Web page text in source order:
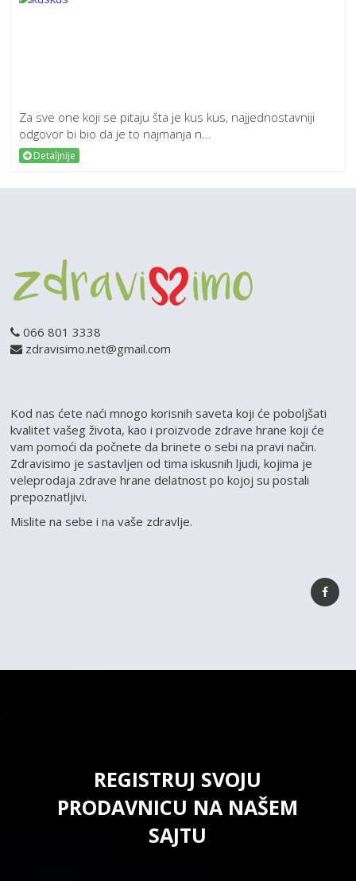
Za sve one koji se pitaju šta je kus kus, najjednostavniji
odgovor bi bio da je to najmanja n...
Detaljnije
066 801 3338
zdravisimo.net@gmail.com
Kod nas ćete naći mnogo korisnih saveta koji će poboljšati
kvalitet vašeg života, kao i proizvode zdrave hrane koji će
vam pomoći da počnete da brinete o sebi na pravi način.
Zdravisimo je sastavljen od tima iskusnih ljudi, kojima je
veleprodaja zdrave hrane delatnost po kojoj su postali
prepoznatljivi.
Mislite na sebe i na vaše zdravlje.
REGISTRUJ SVOJU
PRODAVNICU NA NAŠEM
SAJTU